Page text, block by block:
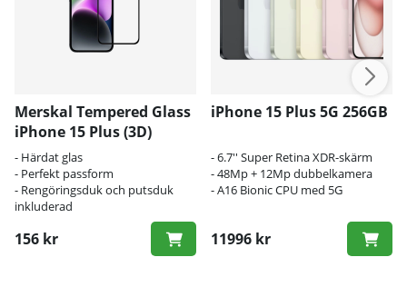
Merskal Tempered Glass
iPhone 15 Plus (3D)
- Härdat glas
- Perfekt passform
- Rengöringsduk och putsduk
inkluderad
156 kr
iPhone 15 Plus 5G 256GB
- 6.7'' Super Retina XDR-skärm
- 48Mp + 12Mp dubbelkamera
- A16 Bionic CPU med 5G
11996 kr